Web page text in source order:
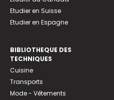
Etudier en Suisse
Etudier en Espagne
BIBLIOTHEQUE DES
TECHNIQUES
Cuisine
Transports
Mode - Vêtements